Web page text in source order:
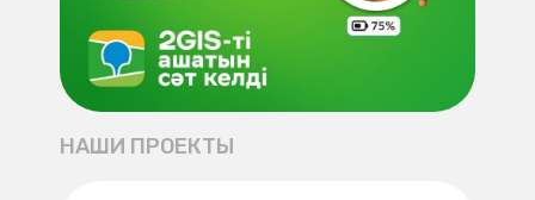
НАШИ ПРОЕКТЫ